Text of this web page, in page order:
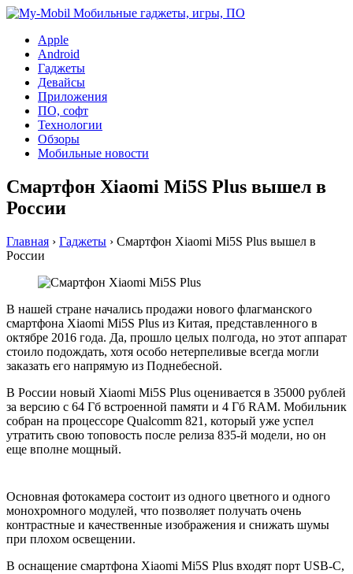
Apple
Android
Гаджеты
Девайсы
Приложения
ПО, софт
Технологии
Обзоры
Мобильные новости
Смартфон Xiaomi Mi5S Plus вышел в
России
Главная › Гаджеты › Смартфон Xiaomi Mi5S Plus вышел в
России
В нашей стране начались продажи нового флагманского
смартфона Xiaomi Mi5S Plus из Китая, представленного в
октябре 2016 года. Да, прошло целых полгода, но этот аппарат
стоило подождать, хотя особо нетерпеливые всегда могли
заказать его напрямую из Поднебесной.
В России новый Xiaomi Mi5S Plus оценивается в 35000 рублей
за версию с 64 Гб встроенной памяти и 4 Гб RAM. Мобильник
собран на процессоре Qualcomm 821, который уже успел
утратить свою топовость после релиза 835-й модели, но он
еще вполне мощный.
Основная фотокамера состоит из одного цветного и одного
монохромного модулей, что позволяет получать очень
контрастные и качественные изображения и снижать шумы
при плохом освещении.
В оснащение смартфона Xiaomi Mi5S Plus входят порт USB-C,